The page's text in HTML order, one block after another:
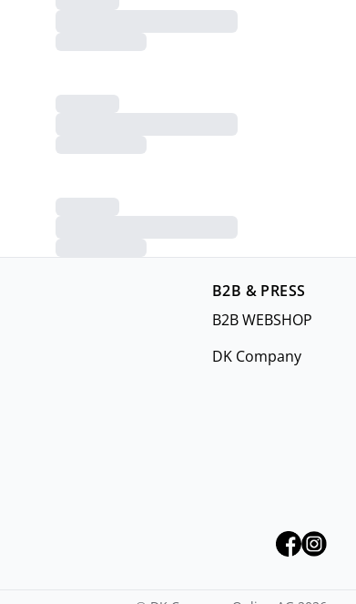
B2B & PRESS
B2B WEBSHOP
DK Company